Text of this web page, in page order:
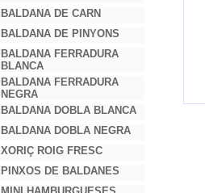
BALDANA DE CARN
BALDANA DE PINYONS
BALDANA FERRADURA
BLANCA
BALDANA FERRADURA
NEGRA
BALDANA DOBLA BLANCA
BALDANA DOBLA NEGRA
XORIÇ ROIG FRESC
PINXOS DE BALDANES